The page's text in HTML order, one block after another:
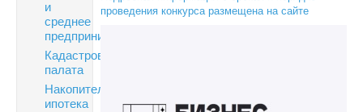
и
среднее
предпринимательство
Кадастровая
палата
Накопительная
ипотека
проведения конкурса размещена на сайте